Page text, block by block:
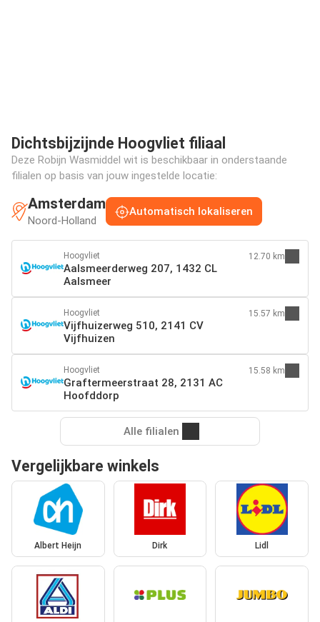
Dichtsbijzijnde Hoogvliet filiaal
Deze Robijn Wasmiddel wit is beschikbaar in onderstaande
filialen op basis van jouw ingestelde locatie:
Amsterdam
Noord-Holland
Automatisch lokaliseren
Hoogvliet
Aalsmeerderweg 207, 1432 CL
Aalsmeer
12.70 km
Hoogvliet
Vijfhuizerweg 510, 2141 CV
Vijfhuizen
15.57 km
Hoogvliet
Graftermeerstraat 28, 2131 AC
Hoofddorp
15.58 km
Alle filialen
Vergelijkbare winkels
Albert Heijn Dirk Lidl